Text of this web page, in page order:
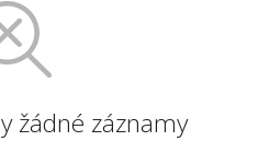
žádné záznamy